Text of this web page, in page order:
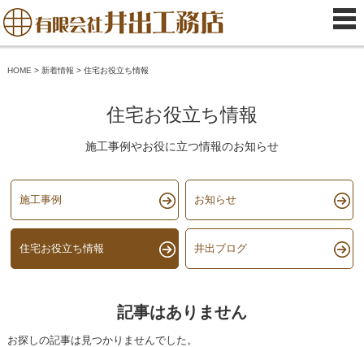
HOME > 新着情報 > 住宅お役立ち情報
住宅お役立ち情報
施工事例やお役に立つ情報のお知らせ
施工事例 お知らせ
住宅お役立ち情報 井出ブログ
記事はありません
お探しの記事は見つかりませんでした。